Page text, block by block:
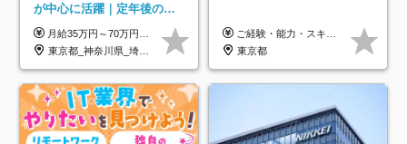
が中心に活躍｜定年後の給
与減ナシ｜年収50万円アッ
プ実績／昇給率92％（直近3
年）
月給35万円～70万円（固定残業代30時間分63,869円～を含む）+賞与年1回 ※30時間を超える分は別途支給します ●これまでのご経験・スキル・前職給与をできる限り考慮します ●待機期間も給与を100％支給します ●試用期間中も給与や福利厚生は同じです ≪年収を維持しながら長く働けます！≫ 一般的な企業では55歳や60歳を機に年収が下がりますが、 当社は役職などではなく「スキルや経験」で評価。 エンジニアとして長く働きながら あなたにふさわしい年収を維持できます！
東京都_神奈川県_埼玉県_千葉県
ご経験・能力・スキル等により、当社基準にて優遇・相談のうえ決定いたします。
東京都